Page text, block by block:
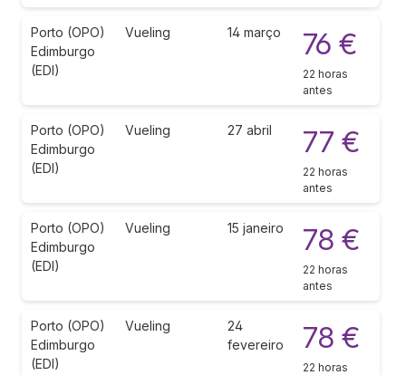
Porto (OPO)
Edimburgo
(EDI)
Vueling 14 março 76 €
22 horas
antes
Porto (OPO)
Edimburgo
(EDI)
Vueling 27 abril 77 €
22 horas
antes
Porto (OPO)
Edimburgo
(EDI)
Vueling 15 janeiro 78 €
22 horas
antes
Porto (OPO)
Edimburgo
(EDI)
Vueling
24
fevereiro
78 €
22 horas